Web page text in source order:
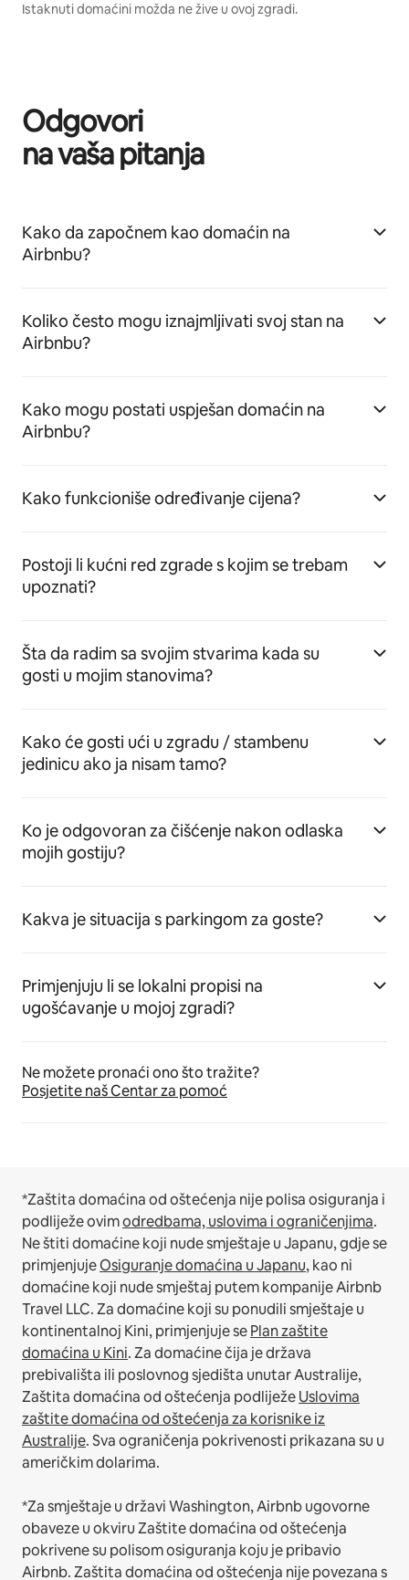
Istaknuti domaćini možda ne žive u ovoj zgradi.
Odgovori
na vaša pitanja
Kako da započnem kao domaćin na
Airbnbu?
Koliko često mogu iznajmljivati svoj stan na
Airbnbu?
Kako mogu postati uspješan domaćin na
Airbnbu?
Kako funkcioniše određivanje cijena?
Postoji li kućni red zgrade s kojim se trebam
upoznati?
Šta da radim sa svojim stvarima kada su
gosti u mojim stanovima?
Kako će gosti ući u zgradu / stambenu
jedinicu ako ja nisam tamo?
Ko je odgovoran za čišćenje nakon odlaska
mojih gostiju?
Kakva je situacija s parkingom za goste?
Primjenjuju li se lokalni propisi na
ugošćavanje u mojoj zgradi?
Ne možete pronaći ono što tražite?
Posjetite naš Centar za pomoć
*Zaštita domaćina od oštećenja nije polisa osiguranja i
podliježe ovimodredbama, uslovima i ograničenjima.
Ne štiti domaćine koji nude smještaje u Japanu, gdje se
primjenjujeOsiguranje domaćina u Japanu, kao ni
domaćine koji nude smještaj putem kompanije Airbnb
Travel LLC.Za domaćine koji su ponudili smještaje u
kontinentalnoj Kini, primjenjuje sePlan zaštite
domaćina u Kini.Za domaćine čija je država
prebivališta ili poslovnog sjedišta unutar Australije,
Zaštita domaćina od oštećenja podliježeUslovima
zaštite domaćina od oštećenja za korisnike iz
Australije. Sva ograničenja pokrivenosti prikazana su u
američkim dolarima.
*Za smještaje u državi Washington, Airbnb ugovorne
obaveze u okviru Zaštite domaćina od oštećenja
pokrivene su polisom osiguranja koju je pribavio
Airbnb. Zaštita domaćina od oštećenja nije povezana s